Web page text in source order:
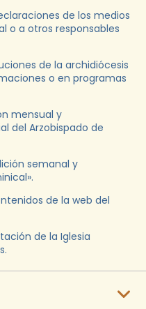
de los medios
o a otros responsables
de la archidiócesis
o en programas
mensual y
del Arzobispado de
semanal y
de la web del
de la Iglesia